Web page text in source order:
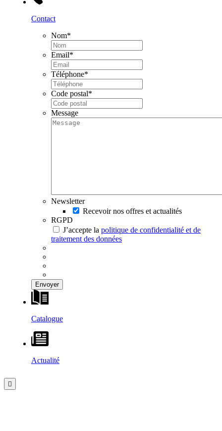
Contact
Nom*
Email*
Téléphone*
Code postal*
Message
Newsletter
Recevoir nos offres et actualités
RGPD
J’accepte la politique de confidentialité et de
traitement des données
Catalogue
Actualité